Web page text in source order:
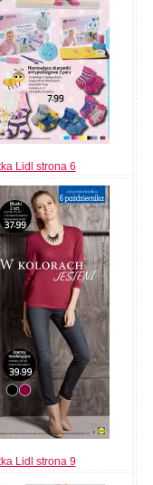
Lidl strona 6
Lidl strona 9